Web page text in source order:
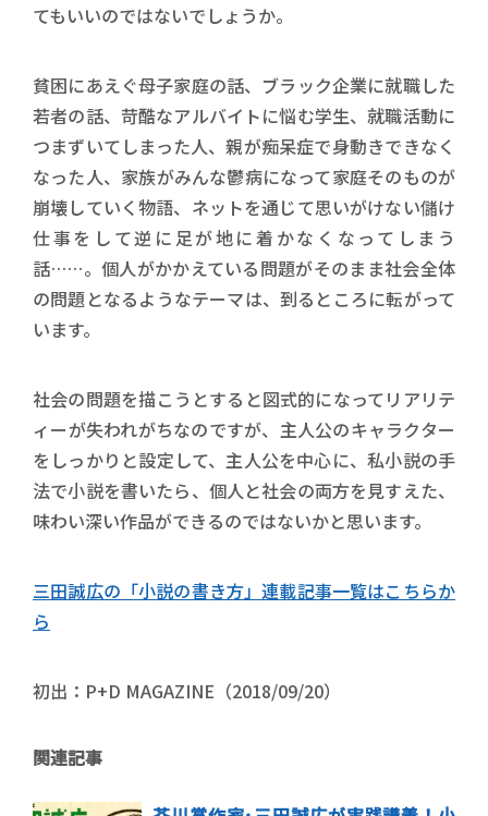
てもいいのではないでしょうか。
貧困にあえぐ母子家庭の話、ブラック企業に就職した
若者の話、苛酷なアルバイトに悩む学生、就職活動に
つまずいてしまった人、親が痴呆症で身動きできなく
なった人、家族がみんな鬱病になって家庭そのものが
崩壊していく物語、ネットを通じて思いがけない儲け
仕事をして逆に足が地に着かなくなってしまう
話……。個人がかかえている問題がそのまま社会全体
の問題となるようなテーマは、到るところに転がって
います。
社会の問題を描こうとすると図式的になってリアリテ
ィーが失われがちなのですが、主人公のキャラクター
をしっかりと設定して、主人公を中心に、私小説の手
法で小説を書いたら、個人と社会の両方を見すえた、
味わい深い作品ができるのではないかと思います。
三田誠広の「小説の書き方」連載記事一覧はこちらか
ら
初出：P+D MAGAZINE（2018/09/20）
関連記事